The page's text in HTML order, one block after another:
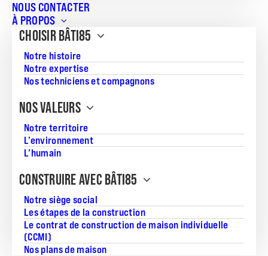
NOUS CONTACTER
À PROPOS
CHOISIR BÂTI85
Notre histoire
Notre expertise
Nos techniciens et compagnons
NOS VALEURS
Notre territoire
L’environnement
L’humain
CONSTRUIRE AVEC BÂTI85
Notre siège social
Les étapes de la construction
Le contrat de construction de maison individuelle
(CCMI)
Nos plans de maison
Référence:
PR_20260722_462
Surface du terrain:
Superficie de la maison:
74
Découvrez votre futur chez-vous à L’Aiguillon-sur-Vie, un
véritable havre de paix offrant un cadre de vie agréable et
accessible. Ce projet de construction sur mesure vous
permet de réaliser la maison de vos rêves tout en
bénéficiant d’un accompagnement complet !